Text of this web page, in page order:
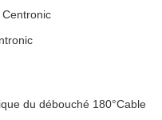
bientôt!
du débouché 180°Cable